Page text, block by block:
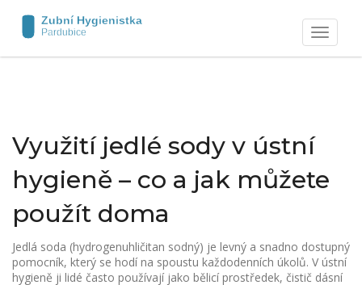
Zobrazit
navigaci
Využití jedlé sody v ústní
hygieně – co a jak můžete
použít doma
Jedlá soda (hydrogenuhličitan sodný) je levný a snadno dostupný
pomocník, který se hodí na spoustu každodenních úkolů. V ústní
hygieně ji lidé často používají jako bělicí prostředek, čistič dásní